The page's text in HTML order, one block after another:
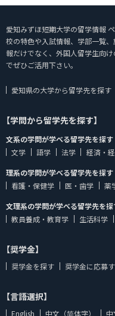
愛知みずほ短期大学の留学情報
校の特色や入試情報、学部一覧
報だけでなく、外国人留学生向
でぜひご活用下さい。
愛知県の大学から留学先を探す
【学問から留学先を探す】
文系の学問が学べる留学先を探す
文学
語学 法学 経済・
理系の学問が学べる留学先を探す
看護・保健学
医・歯学 薬
文理系の学問が学べる留学先を探
教員養成・教育学
生活科学
【奨学金】
奨学金を探す 奨学金に応募
【言語選択】
English 中文（简体字） 中